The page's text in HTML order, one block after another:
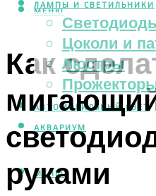
ЛАМПЫ И СВЕТИЛЬНИКИ
Цоколи и
Люстры
АВТОМОБИЛЬНЫЙ СВЕТ
АКВАРИУМ
МЕНЮ
МЕНЮ
Как
руками